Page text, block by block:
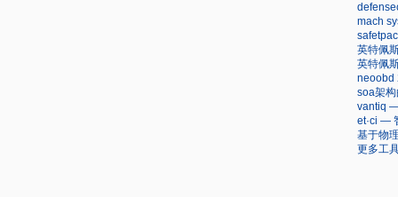
mach
英特佩
英特佩
neoobd
soa架
vantiq
et·ci —
基于物
更多工